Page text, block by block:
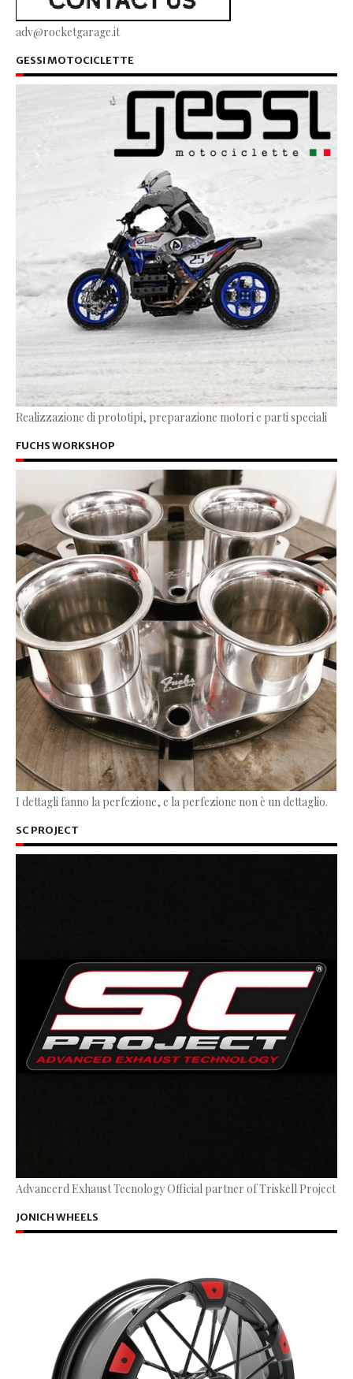
adv@rocketgarage.it
GESSI MOTOCICLETTE
Realizzazione di prototipi, preparazione motori e parti speciali
FUCHS WORKSHOP
I dettagli fanno la perfezione, e la perfezione non è un dettaglio.
SC PROJECT
Advancerd Exhaust Tecnology Official partner of Triskell Project
JONICH WHEELS